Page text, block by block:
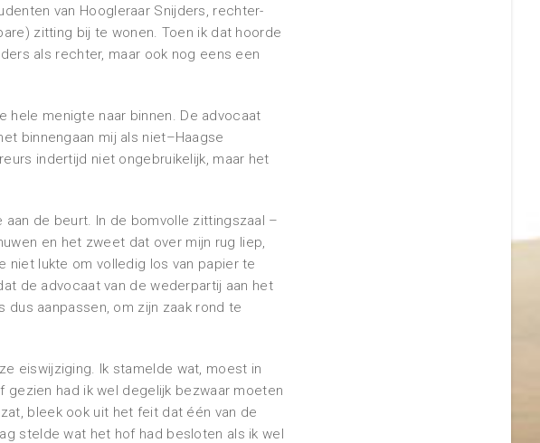
van Hoogleraar Snijders, rechter-
zitting bij te wonen. Toen ik dat hoorde
als rechter, maar ook nog eens een
menigte naar binnen. De advocaat
binnengaan mij als niet–Haagse
indertijd niet ongebruikelijk, maar het
de beurt. In de bomvolle zittingszaal –
en het zweet dat over mijn rug liep,
niet lukte om volledig los van papier te
de advocaat van de wederpartij aan het
aanpassen, om zijn zaak rond te
eiswijziging. Ik stamelde wat, moest in
gezien had ik wel degelijk bezwaar moeten
bleek ook uit het feit dat één van de
stelde wat het hof had besloten als ik wel